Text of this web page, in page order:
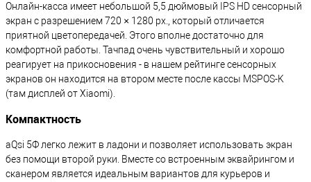
Онлайн-касса имеет небольшой 5,5 дюймовый IPS HD сенсорный
экран с разрешением 720 × 1280 px., который отличается
приятной цветопередачей. Этого вполне достаточно для
комфортной работы. Тачпад очень чувствительный и хорошо
реагирует на прикосновения - в нашем рейтинге сенсорных
экранов он находится на втором месте после кассы MSPOS-K
(там дисплей от Xiaomi).
Компактность
aQsi 5Ф легко лежит в ладони и позволяет использовать экран
без помощи второй руки. Вместе со встроенным эквайрингом и
сканером является идеальным вариантов для курьеров и